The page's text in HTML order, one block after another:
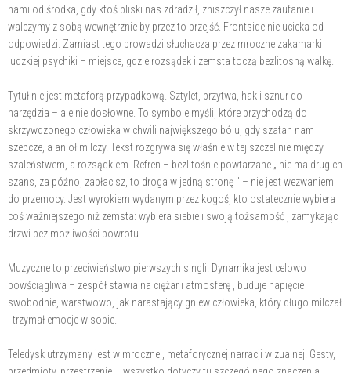
nami od środka, gdy ktoś bliski nas zdradził, zniszczył nasze zaufanie i
walczymy z sobą wewnętrznie by przez to przejść. Frontside nie ucieka od
odpowiedzi. Zamiast tego prowadzi słuchacza przez mroczne zakamarki
ludzkiej psychiki – miejsce, gdzie rozsądek i zemsta toczą bezlitosną walkę.
Tytuł nie jest metaforą przypadkową. Sztylet, brzytwa, hak i sznur do
narzędzia – ale nie dosłowne. To symbole myśli, które przychodzą do
skrzywdzonego człowieka w chwili największego bólu, gdy szatan nam
szepcze, a anioł milczy. Tekst rozgrywa się właśnie w tej szczelinie między
szaleństwem, a rozsądkiem. Refren – bezlitośnie powtarzane „ nie ma drugich
szans, za późno, zapłacisz, to droga w jedną stronę " – nie jest wezwaniem
do przemocy. Jest wyrokiem wydanym przez kogoś, kto ostatecznie wybiera
coś ważniejszego niż zemsta: wybiera siebie i swoją tożsamość , zamykając
drzwi bez możliwości powrotu.
Muzyczne to przeciwieństwo pierwszych singli. Dynamika jest celowo
powściągliwa – zespół stawia na ciężar i atmosferę , buduje napięcie
swobodnie, warstwowo, jak narastający gniew człowieka, który długo milczał
i trzymał emocje w sobie.
Teledysk utrzymany jest w mrocznej, metaforycznej narracji wizualnej. Gesty,